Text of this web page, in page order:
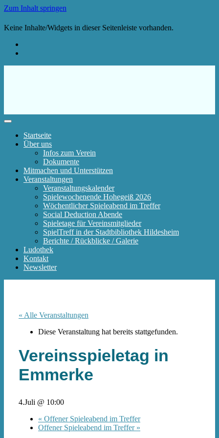
Zum Inhalt springen
Keine Inhalte/Widgets in dieser Seitenleiste vorhanden.
Startseite
Über uns
Infos zum Verein
Dokumente
Mitmachen und Unterstützen
Veranstaltungen
Veranstaltungskalender
Spielewochenende Hohegeiß 2026
Wöchentlicher Spieleabend im Treffer
Social Deduction Abende
Spieletage für Vereinsmitglieder
SpielTreff in der Stadtbibliothek Hildesheim
Berichte / Rückblicke / Galerie
Ludothek
Kontakt
Newsletter
« Alle Veranstaltungen
Diese Veranstaltung hat bereits stattgefunden.
Vereinsspieletag in
Emmerke
4.Juli @ 10:00
« Offener Spieleabend im Treffer
Offener Spieleabend im Treffer »